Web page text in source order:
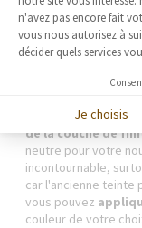
Quand vous avez
recommencer le
obtenir un support
d'apprêt. Cette
de la couche de
neutre pour votre
incontournable,
car l'ancienne teinte
vous pouvez
couleur de votre
n'avez pas encore fait
vous nous autorisez à
décider quels services
Je choisis